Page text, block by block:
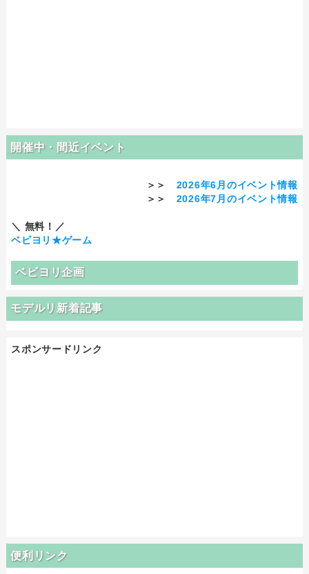
開催中・間近イベント
＞＞ 2026年6月のイベント情報
＞＞ 2026年7月のイベント情報
＼ 無料！／
ベビヨリ★ゲーム
ベビヨリ企画
モデルリ新着記事
スポンサードリンク
便利リンク